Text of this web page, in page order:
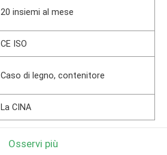
20 insiemi al mese
CE ISO
Caso di legno, contenitore
La CINA
Osservi più